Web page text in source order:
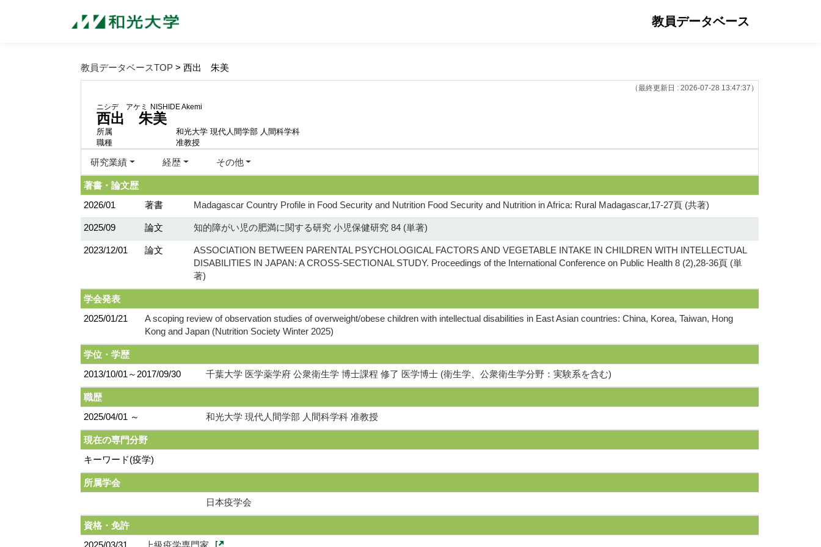
教員データベース
教員データベースTOP > 西出 朱美
（最終更新日 : 2026-07-28 13:47:37）
ニシデ アケミ NISHIDE Akemi
西出 朱美
所属
和光大学 現代人間学部 人間科学科
職種
准教授
研究業績 経歴 その他
著書・論文歴
2026/01
著書 Madagascar Country Profile in Food Security and Nutrition Food Security and Nutrition in Africa: Rural Madagascar,17-27頁 (共著)
2025/09 論文 知的障がい児の肥満に関する研究 小児保健研究 84 (単著)
2023/12/01 論文
ASSOCIATION BETWEEN PARENTAL PSYCHOLOGICAL FACTORS AND VEGETABLE INTAKE IN CHILDREN WITH INTELLECTUAL
DISABILITIES IN JAPAN: A CROSS-SECTIONAL STUDY. Proceedings of the International Conference on Public Health 8 (2),28-36頁 (単
著)
学会発表
2025/01/21
A scoping review of observation studies of overweight/obese children with intellectual disabilities in East Asian countries: China, Korea, Taiwan, Hong
Kong and Japan (Nutrition Society Winter 2025)
学位・学歴
2013/10/01～2017/09/30
千葉大学 医学薬学府 公衆衛生学 博士課程 修了 医学博士 (衛生学、公衆衛生学分野：実験系を含む)
職歴
2025/04/01 ～
和光大学 現代人間学部 人間科学科 准教授
現在の専門分野
キーワード(疫学)
所属学会
日本疫学会
資格・免許
2025/03/31
上級疫学専門家